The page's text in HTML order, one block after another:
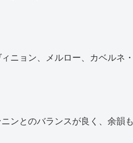
ニョン、メルロー、カベルネ
ンとのバランスが良く、余韻も